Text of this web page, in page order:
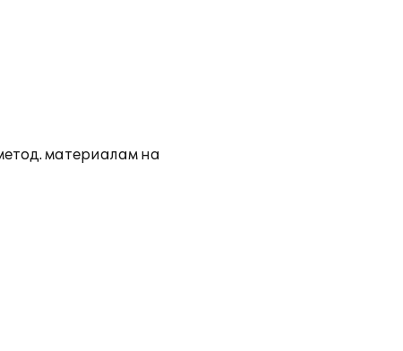
материалам на